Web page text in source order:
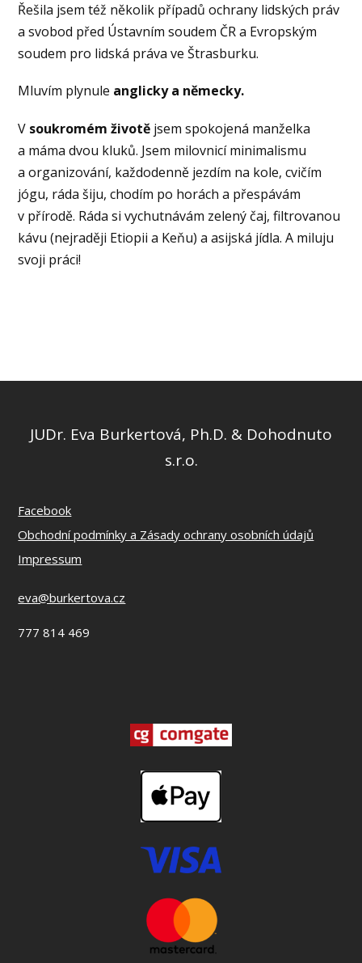
Řešila jsem též několik případů ochrany lidských práv
a svobod před Ústavním soudem ČR a Evropským
soudem pro lidská práva ve Štrasburku.
Mluvím plynule anglicky a německy.
V soukromém životě jsem spokojená manželka
a máma dvou kluků. Jsem milovnicí minimalismu
a organizování, každodenně jezdím na kole, cvičím
jógu, ráda šiju, chodím po horách a přespávám
v přírodě. Ráda si vychutnávám zelený čaj, filtrovanou
kávu (nejraději Etiopii a Keňu) a asijská jídla. A miluju
svoji práci!
JUDr. Eva Burkertová, Ph.D. & Dohodnuto
s.r.o.
Facebook
Obchodní podmínky a Zásady ochrany osobních údajů
Impressum
eva@burkertova.cz
777 814 469